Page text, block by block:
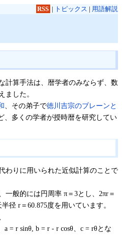
RSS | トピックス | 用語解説
計算手法は、暦学者のみならず、数
ました。
、その弟子で徳川吉宗のブレーンと
、多くの学者が授時暦を研究してい
わりに用いられた近似計算のことで
一般的には円周率 π＝3とし、2πr＝
径 r＝60.875度を用いています。
a = r sinθ, b = r - r cosθ、c = rθとな